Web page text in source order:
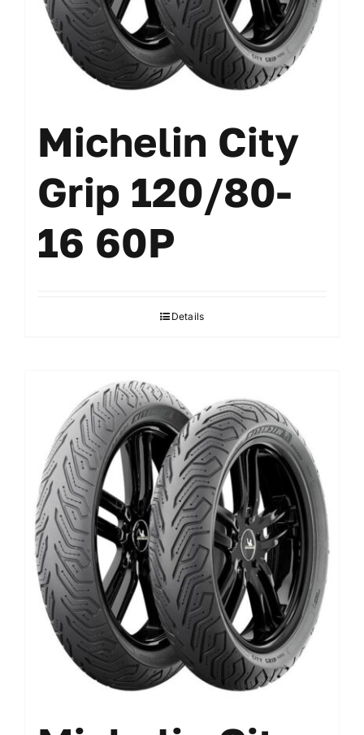
Michelin City
Grip 120/80-
16 60P
Details